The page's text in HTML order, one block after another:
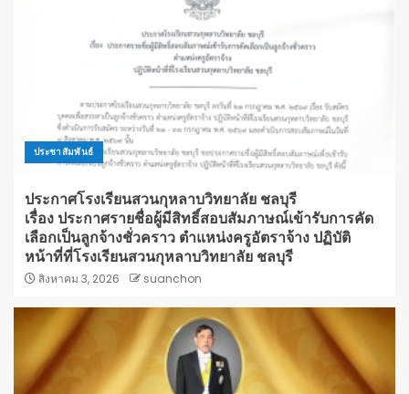
ประชาสัมพันธ์
ประกาศโรงเรียนสวนกุหลาบวิทยาลัย ชลบุรี
เรื่อง ประกาศรายชื่อผู้มีสิทธิ์สอบสัมภาษณ์เข้ารับการคัด
เลือกเป็นลูกจ้างชั่วคราว ตำแหน่งครูอัตราจ้าง ปฏิบัติ
หน้าที่ที่โรงเรียนสวนกุหลาบวิทยาลัย ชลบุรี
สิงหาคม 3, 2026 suanchon